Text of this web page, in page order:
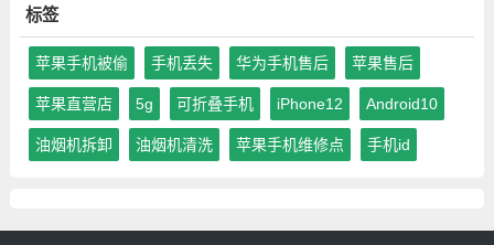
标签
苹果手机被偷 手机丢失 华为手机售后 苹果售后
苹果直营店 5g 可折叠手机 iPhone12 Android10
油烟机拆卸 油烟机清洗 苹果手机维修点 手机id